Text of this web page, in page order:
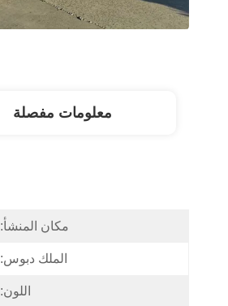
معلومات مفصلة
مكان المنشأ:
الملك دبوس:
اللون: